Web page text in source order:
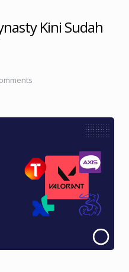
Kini Sudah